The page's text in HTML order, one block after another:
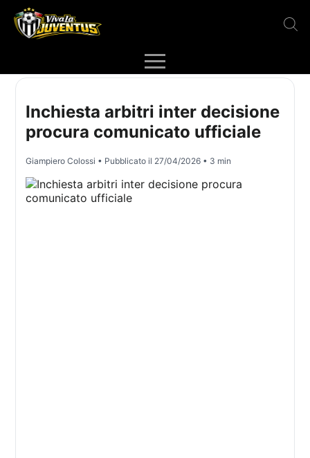
Inchiesta arbitri inter decisione
procura comunicato ufficiale
Giampiero Colossi • Pubblicato il 27/04/2026 • 3 min